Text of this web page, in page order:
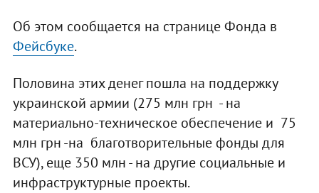
Об этом сообщается на странице Фонда в
Фейсбуке.
Половина этих денег пошла на поддержку
украинской армии (275 млн грн - на
материально-техническое обеспечение и 75
млн грн -на благотворительные фонды для
ВСУ), еще 350 млн - на другие социальные и
инфраструктурные проекты.